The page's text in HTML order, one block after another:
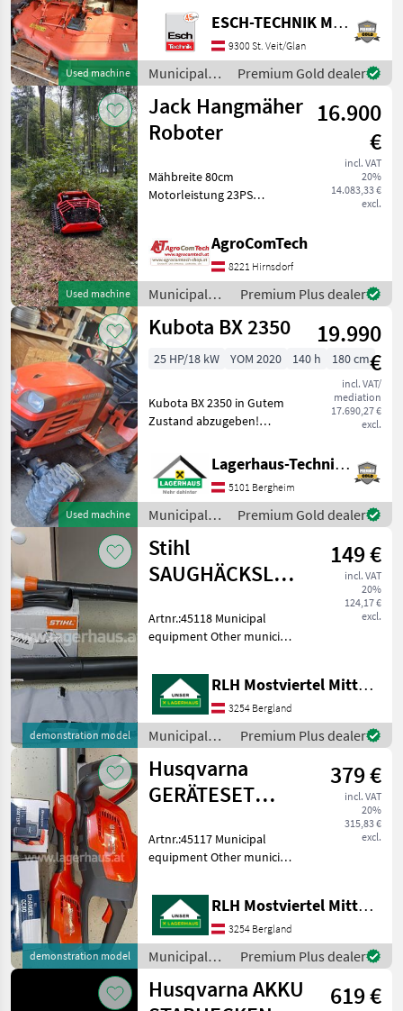
Used machine
Arbeitsbreite 1, 37 inkl.
Saugstutzen robuste
Ausführung mit
Gelenkwelle - für Kubota
BX2350 - Gras- und
Laubsaug
ESCH-TECHNIK Maschinenhandels GmbH, St. Veit/G.
9300 St. Veit/Glan
Municipal
equipment /
Kubota
Premium Gold dealer
Used machine
Jack Hangmäher
Roboter
16.900
€
incl. VAT
20%
14.083,33 €
excl.
Mähbreite 80cm
Motorleistung 23PS
164x136x85cm Gewicht
490kg Steuerung
Fernbedienung Jack
Mulcher JML 28-80 HB KS
MUL Verka
AgroComTech
8221 Hirnsdorf
Municipal
equipment /
Jack
Premium Plus dealer
Used machine
Kubota BX 2350
19.990
€
incl. VAT/
mediation
17.690,27 €
excl.
25 HP/18 kW YOM 2020 140 h 180 cm
Kubota BX 2350 in Gutem
Zustand abzugeben!
SKD, Frontgewicht,
Überrollbügel, mit
Umkehrfräse und Mulcher,
Gerät wird verkauft weil es
nicht
Lagerhaus-Technik, Kundenmaschinen
5101 Bergheim
Municipal
equipment /
Kubota
Premium Gold dealer
demonstration model
Stihl
SAUGHÄCKSLER
149 €
incl. VAT
20%
124,17 €
excl.
Artnr.:45118 Municipal
equipment Other municipal
RLH Mostviertel Mitte - Standort BERGLAND
3254 Bergland
Municipal
equipment /
Stihl
Premium Plus dealer
demonstration model
Husqvarna
GERÄTESET
115IL+115HD45+BLI10
379 €
incl. VAT
20%
315,83 €
excl.
Artnr.:45117 Municipal
equipment Other municipal
RLH Mostviertel Mitte - Standort BERGLAND
3254 Bergland
Municipal
equipment /
Husqvarna
Premium Plus dealer
Husqvarna AKKU
619 €